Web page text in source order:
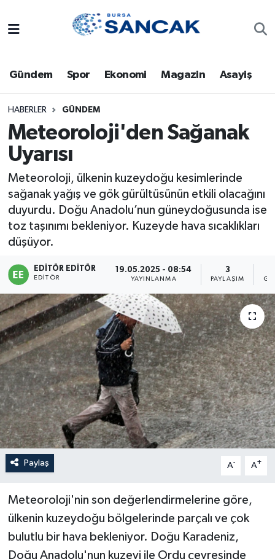
Gündem Spor Ekonomi Magazin Asayiş
HABERLER GÜNDEM
Meteoroloji'den Sağanak
Uyarısı
Meteoroloji, ülkenin kuzeydoğu kesimlerinde
sağanak yağış ve gök gürültüsünün etkili olacağını
duyurdu. Doğu Anadolu’nun güneydoğusunda ise
toz taşınımı bekleniyor. Kuzeyde hava sıcaklıkları
düşüyor.
EDITÖR EDITÖR
EDITÖR
19.05.2025 - 08:54
YAYINLANMA
3
PAYLAŞIM
Paylaş A- A+
Meteoroloji'nin son değerlendirmelerine göre,
ülkenin kuzeydoğu bölgelerinde parçalı ve çok
bulutlu bir hava bekleniyor. Doğu Karadeniz,
Doğu Anadolu'nun kuzeyi ile Ordu çevresinde
Bursa
Dünya
Eğitim
Ekonomi
Genel
Gündem
Magazin
Sağlık
Siyaset
Spor
Türkiye
Trafik Durumu
Süper Lig Puan Durumu ve Fikstür
Tüm Manşetler
Son Dakika Haberleri
Haber Arşivi